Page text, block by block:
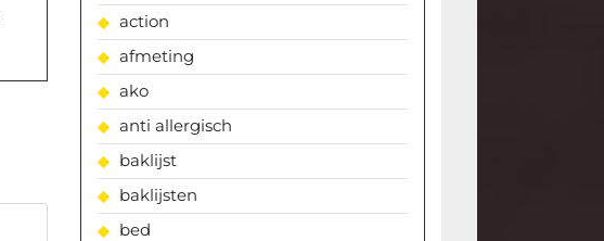
action
afmeting
ako
anti allergisch
baklijst
baklijsten
bed